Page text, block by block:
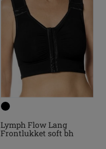
Lymph Flow Lang
Frontlukket soft bh